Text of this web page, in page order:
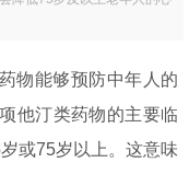
能够预防中年人的
他汀类药物的主要临
或75岁以上。这意味